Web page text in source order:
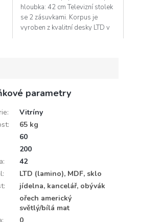
hloubka: 42 cm Televizní stolek
se 2 zásuvkami. Korpus je
vyroben z kvalitní desky LTD v
parametry
:
Vitríny
:
65 kg
60
200
:
42
:
LTD (lamino), MDF, sklo
:
jídelna, kancelář, obývák
ořech americký
světlý/bílá mat